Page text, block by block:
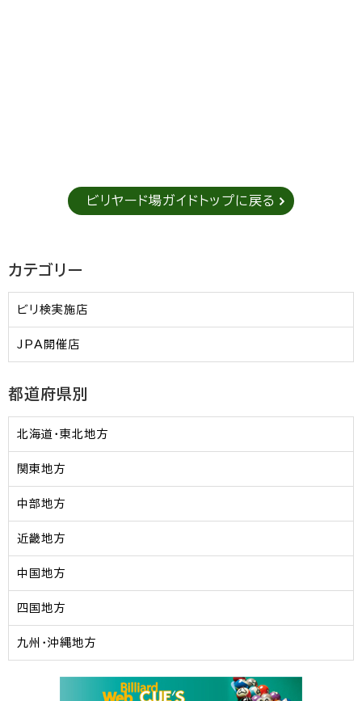
ビリヤード場ガイドトップに戻る
カテゴリー
ビリ検実施店
JPA開催店
都道府県別
北海道・東北地方
関東地方
中部地方
近畿地方
中国地方
四国地方
九州・沖縄地方